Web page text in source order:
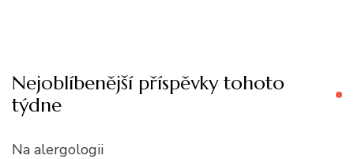
Nejoblíbenější příspěvky tohoto
týdne
Na alergologii